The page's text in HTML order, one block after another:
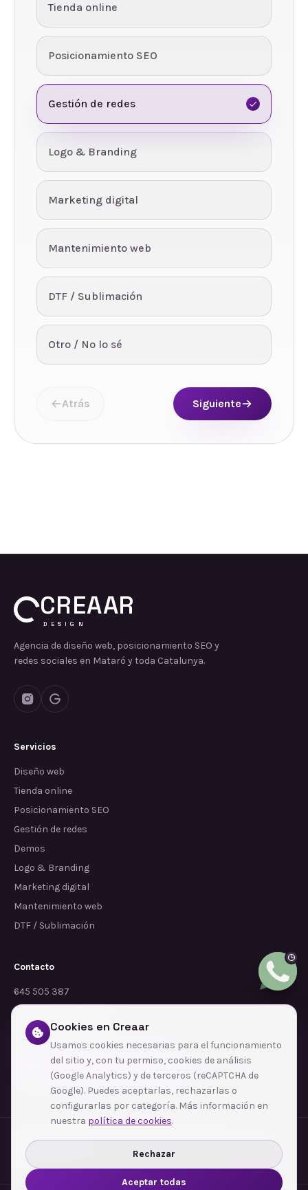
Tienda online
Posicionamiento SEO
Gestión de redes
Logo & Branding
Marketing digital
Mantenimiento web
DTF / Sublimación
Otro / No lo sé
Atrás Siguiente
CREAAR
DESIGN
Agencia de diseño web, posicionamiento SEO y
redes sociales en Mataró y toda Catalunya.
Servicios
Diseño web
Tienda online
Posicionamiento SEO
Gestión de redes
Demos
Logo & Branding
Marketing digital
Mantenimiento web
DTF / Sublimación
Contacto
645 505 387
info@dependalium.com
Mataró (Barcelona)
Déjanos tu reseña en Google
Zonas de cobertura·Barcelona·L'Hospitalet de Llobregat·Terrassa·Badalona
Sabadell
Santa Coloma de Gramenet
Ver todas las zonas →
Cookies en Creaar
Usamos cookies necesarias para el funcionamiento
del sitio y, con tu permiso, cookies de análisis
(Google Analytics) y de terceros (reCAPTCHA de
Google). Puedes aceptarlas, rechazarlas o
configurarlas por categoría. Más información en
nuestra política de cookies.
Rechazar
Aceptar todas